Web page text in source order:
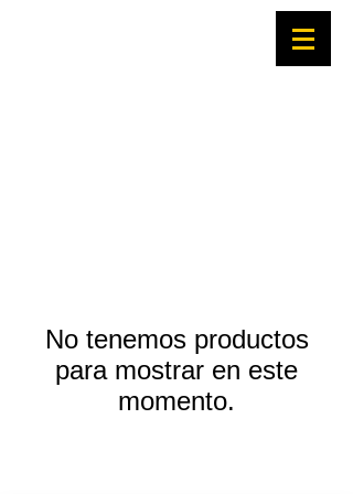
No tenemos productos
para mostrar en este
momento.